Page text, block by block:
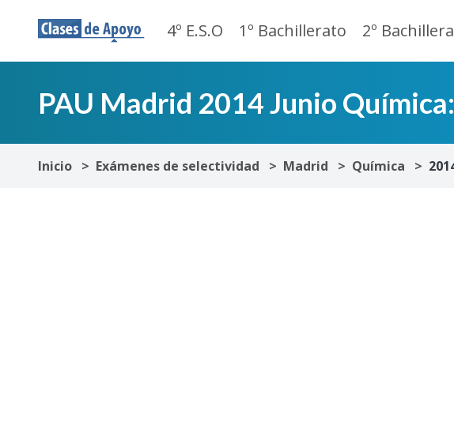
4º E.S.O 1º Bachillerato 2º
PAU Madrid 2014 Junio
Inicio Exámenes de selectividad Madrid Química